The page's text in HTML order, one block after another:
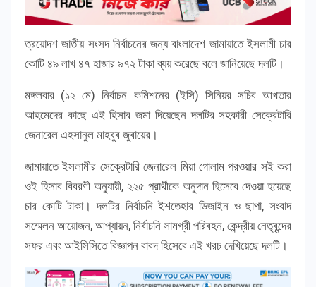
ত্রয়োদশ জাতীয় সংসদ নির্বাচনের জন্য বাংলাদেশ জামায়াতে ইসলামী চার
কোটি ৪৯ লাখ ৪৭ হাজার ৯৭২ টাকা ব্যয় করেছে বলে জানিয়েছে দলটি।
মঙ্গলবার (১২ মে) নির্বাচন কমিশনের (ইসি) সিনিয়র সচিব আখতার
আহমেদের কাছে এই হিসাব জমা দিয়েছেন দলটির সহকারী সেক্রেটারি
জেনারেল এহসানুল মাহবুব জুবায়ের।
জামায়াতে ইসলামীর সেক্রেটারি জেনারেল মিয়া গোলাম পরওয়ার সই করা
ওই হিসাব বিবরণী অনুযায়ী, ২২৫ প্রার্থীকে অনুদান হিসেবে দেওয়া হয়েছে
চার কোটি টাকা। দলটির নির্বাচনি ইশতেহার ডিজাইন ও ছাপা, সংবাদ
সম্মেলন আয়োজন, আপ্যায়ন, নির্বাচনি সামগ্রী পরিবহন, কেন্দ্রীয় নেতৃবৃন্দের
সফর এবং আইসিসিতে বিজ্ঞাপন বাবদ হিসেবে এই খরচ দেখিয়েছে দলটি।